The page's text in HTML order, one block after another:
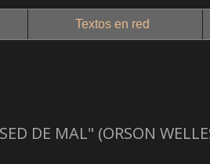
Textos en red
DE MAL" (ORSON